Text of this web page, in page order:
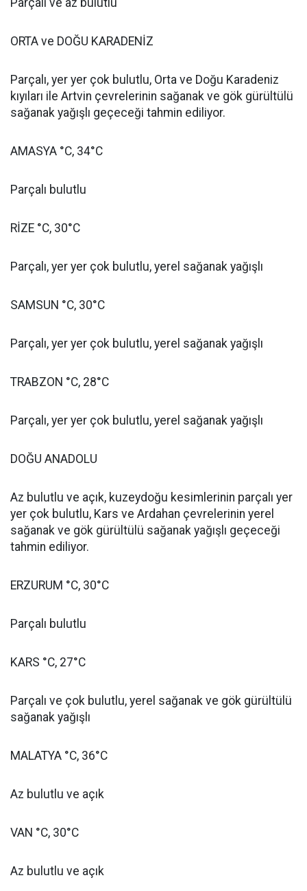
ORTA ve DOĞU KARADENİZ
Parçalı, yer yer çok bulutlu, Orta ve Doğu Karadeniz
kıyıları ile Artvin çevrelerinin sağanak ve gök gürültülü
sağanak yağışlı geçeceği tahmin ediliyor.
AMASYA °C, 34°C
Parçalı bulutlu
RİZE °C, 30°C
Parçalı, yer yer çok bulutlu, yerel sağanak yağışlı
SAMSUN °C, 30°C
Parçalı, yer yer çok bulutlu, yerel sağanak yağışlı
TRABZON °C, 28°C
Parçalı, yer yer çok bulutlu, yerel sağanak yağışlı
DOĞU ANADOLU
Az bulutlu ve açık, kuzeydoğu kesimlerinin parçalı yer
yer çok bulutlu, Kars ve Ardahan çevrelerinin yerel
sağanak ve gök gürültülü sağanak yağışlı geçeceği
tahmin ediliyor.
ERZURUM °C, 30°C
Parçalı bulutlu
KARS °C, 27°C
Parçalı ve çok bulutlu, yerel sağanak ve gök gürültülü
sağanak yağışlı
MALATYA °C, 36°C
Az bulutlu ve açık
VAN °C, 30°C
Az bulutlu ve açık